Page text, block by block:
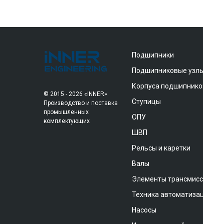
© 2015 - 2026 «INNER»:
Производство и поставка
промышленных
комплектующих
Подшипники
Подшипниковые
Корпуса
Ступицы
ОПУ
ШВП
Рельсы и каретки
Валы
Элементы
Техника
Насосы